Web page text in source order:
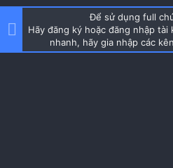
Để sử dụng full
Hãy đăng ký hoặc đăng nhập
nhanh, hãy gia nhập các